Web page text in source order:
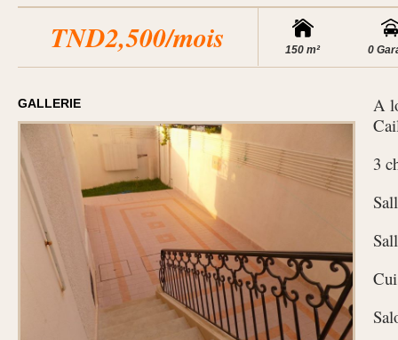
TND2,500/mois 150 m² 0
GALLERIE
A
3